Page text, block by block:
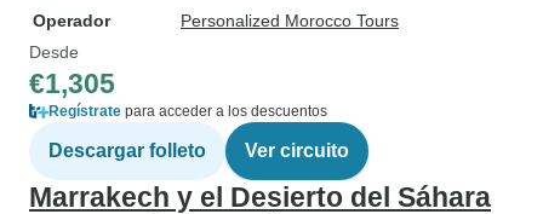
Operador
Personalized Morocco Tours
Desde
€1,305
Regístrate para acceder a los descuentos
Descargar folleto Ver circuito
Marrakech y el Desierto del Sáhara